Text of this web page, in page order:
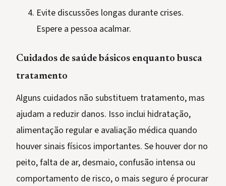
Evite discussões longas durante crises.
Espere a pessoa acalmar.
Cuidados de saúde básicos enquanto busca
tratamento
Alguns cuidados não substituem tratamento, mas
ajudam a reduzir danos. Isso inclui hidratação,
alimentação regular e avaliação médica quando
houver sinais físicos importantes. Se houver dor no
peito, falta de ar, desmaio, confusão intensa ou
comportamento de risco, o mais seguro é procurar